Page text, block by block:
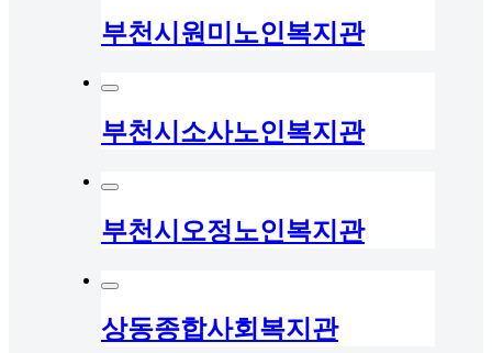
부천시원미노인복지관
부천시소사노인복지관
부천시오정노인복지관
상동종합사회복지관